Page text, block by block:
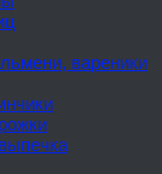
вареники